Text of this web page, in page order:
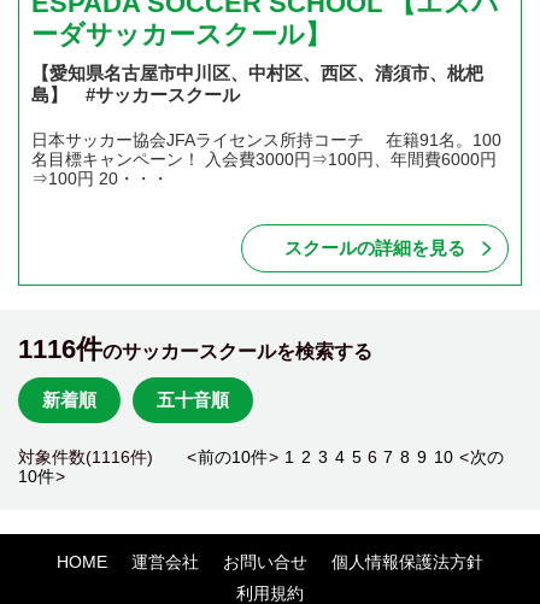
ーダサッカースクール】
【愛知県名古屋市中川区、中村区、西区、清須市、枇杷
島】 #サッカースクール
日本サッカー協会JFAライセンス所持コーチ 在籍91名。100
名目標キャンペーン！ 入会費3000円⇒100円、年間費6000円
⇒100円 20・・・
スクールの詳細を見る
1116件のサッカースクールを検索する
新着順 五十音順
対象件数(1116件) <前の10件> 1 2 3 4 5 6 7 8 9 10 <次の
10件>
HOME 運営会社 お問い合せ
個人情報保護法方針
利用規約